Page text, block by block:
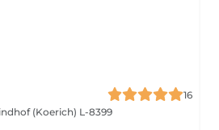
16
(Koerich) L-8399